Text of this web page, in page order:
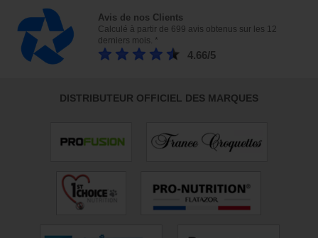
Avis de nos Clients
Calculé à partir de 699 avis obtenus sur les 12
derniers mois. *
4.66/5
DISTRIBUTEUR OFFICIEL DES MARQUES